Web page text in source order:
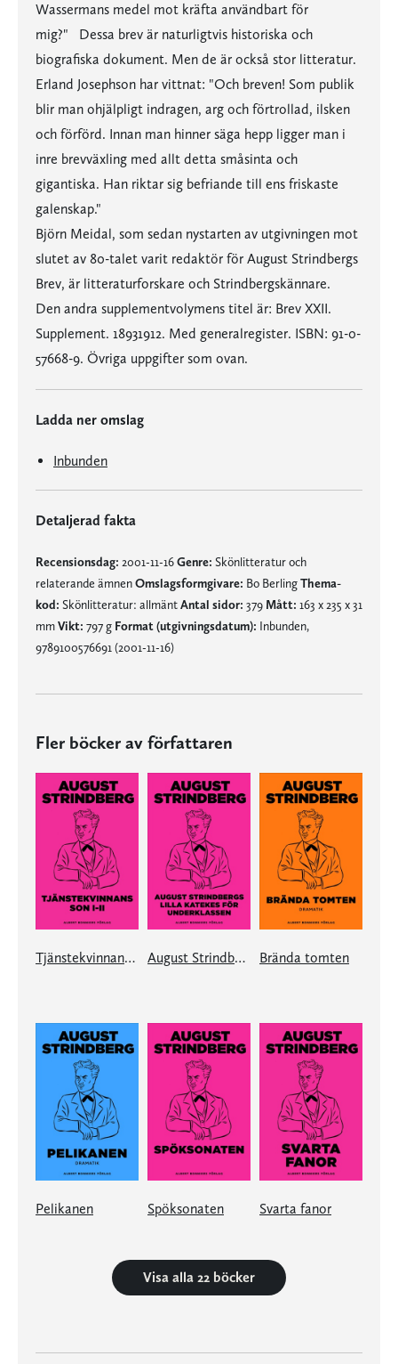
Wassermans medel mot kräfta användbart för
mig?" Dessa brev är naturligtvis historiska och
biografiska dokument. Men de är också stor litteratur.
Erland Josephson har vittnat: "Och breven! Som publik
blir man ohjälpligt indragen, arg och förtrollad, ilsken
och förförd. Innan man hinner säga hepp ligger man i
inre brevväxling med allt detta småsinta och
gigantiska. Han riktar sig befriande till ens friskaste
galenskap."
Björn Meidal, som sedan nystarten av utgivningen mot
slutet av 80-talet varit redaktör för August Strindbergs
Brev, är litteraturforskare och Strindbergskännare.
Den andra supplementvolymens titel är: Brev XXII.
Supplement. 18931912. Med generalregister. ISBN: 91-0-
57668-9. Övriga uppgifter som ovan.
Ladda ner omslag
Inbunden
Detaljerad fakta
Recensionsdag: 2001-11-16Genre: Skönlitteratur och
relaterande ämnenOmslagsformgivare: Bo BerlingThema-
kod: Skönlitteratur: allmäntAntal sidor: 379 Mått: 163 x 235 x 31
mmVikt: 797 g Format (utgivningsdatum): Inbunden,
9789100576691 (2001-11-16)
Fler böcker av författaren
Tjänstekvinnans son 1-2 August Strindbergs Lilla katekes för underklassen Brända tomten
Pelikanen Spöksonaten Svarta fanor
Visa alla 22 böcker